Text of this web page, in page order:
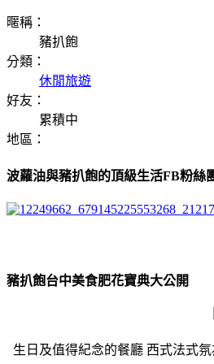
暱稱：
豬扒飽
分類：
休閒旅遊
好友：
累積中
地區：
波蘿油與豬扒飽的頂級生活FB粉絲
豬扒飽台中美食肥花寶典大公開
生日及值得紀念的餐廳 西式法式